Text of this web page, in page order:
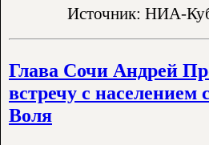
Источник: НИА-
Глава Сочи Андрей
встречу с населением
Воля